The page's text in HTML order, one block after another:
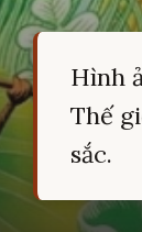
Hình
Thế
sắc.